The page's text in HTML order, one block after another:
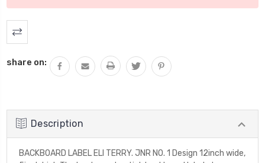
share on:
Description
BACKBOARD LABEL ELI TERRY. JNR NO. 1 Design 12inch wide,